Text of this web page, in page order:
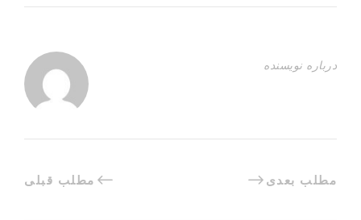
درباره نویسنده
مطلب قبلی مطلب بعدی